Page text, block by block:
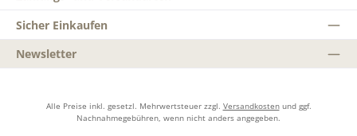
Sicher Einkaufen
Newsletter
Alle Preise inkl. gesetzl. Mehrwertsteuer zzgl. Versandkostenund ggf.
Nachnahmegebühren, wenn nicht anders angegeben.